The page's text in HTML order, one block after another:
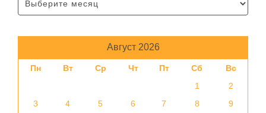
Август 2026
Пн Вт Ср Чт Пт Сб
Вс
1
2
3
4 5 6 7 8
9